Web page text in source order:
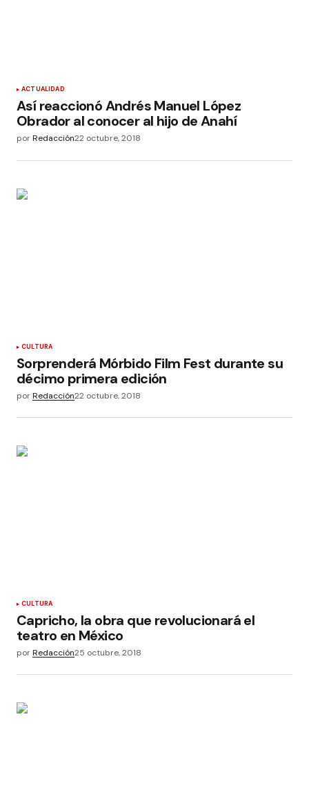
ACTUALIDAD
Así reaccionó Andrés Manuel López
Obrador al conocer al hijo de Anahí
porRedacción22 octubre, 2018
CULTURA
Sorprenderá Mórbido Film Fest durante su
décimo primera edición
porRedacción22 octubre, 2018
CULTURA
Capricho, la obra que revolucionará el
teatro en México
porRedacción25 octubre, 2018